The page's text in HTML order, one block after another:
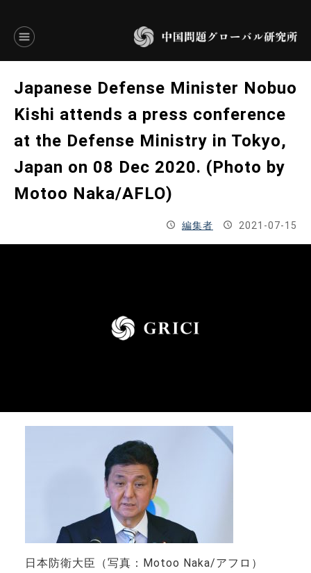
ENGLISH
JAPANESE
基本操作
Japanese Defense Minister Nobuo
Kishi attends a press conference
at the Defense Ministry in Tokyo,
Japan on 08 Dec 2020. (Photo by
Motoo Naka/AFLO)
編集者 2021-07-15
日本防衛大臣（写真：Motoo Naka/アフロ）